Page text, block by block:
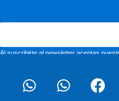
Al suscribirte al newsletter aceptas